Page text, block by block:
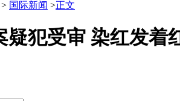
> 国际新闻 >正文
疑犯受审 染红发着